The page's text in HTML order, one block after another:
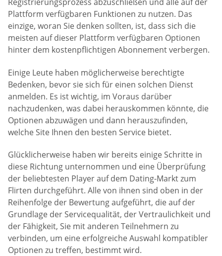
Plattform verfügbaren Funktionen zu nutzen. Das
einzige, woran Sie denken sollten, ist, dass sich die
meisten auf dieser Plattform verfügbaren Optionen
hinter dem kostenpflichtigen Abonnement verbergen.
Einige Leute haben möglicherweise berechtigte
Bedenken, bevor sie sich für einen solchen Dienst
anmelden. Es ist wichtig, im Voraus darüber
nachzudenken, was dabei herauskommen könnte, die
Optionen abzuwägen und dann herauszufinden,
welche Site Ihnen den besten Service bietet.
Glücklicherweise haben wir bereits einige Schritte in
diese Richtung unternommen und eine Überprüfung
der beliebtesten Player auf dem Dating-Markt zum
Flirten durchgeführt. Alle von ihnen sind oben in der
Reihenfolge der Bewertung aufgeführt, die auf der
Grundlage der Servicequalität, der Vertraulichkeit und
der Fähigkeit, Sie mit anderen Teilnehmern zu
verbinden, um eine erfolgreiche Auswahl kompatibler
Optionen zu treffen, bestimmt wird.